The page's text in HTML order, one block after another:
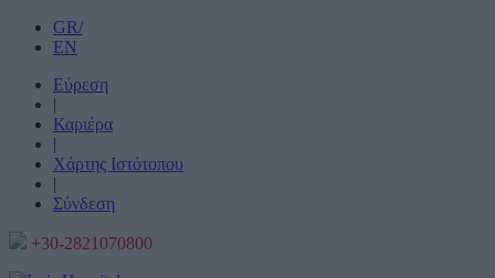
GR/
EN
Εύρεση
|
Καριέρα
|
Χάρτης Ιστότοπου
|
Σύνδεση
+30-2821070800